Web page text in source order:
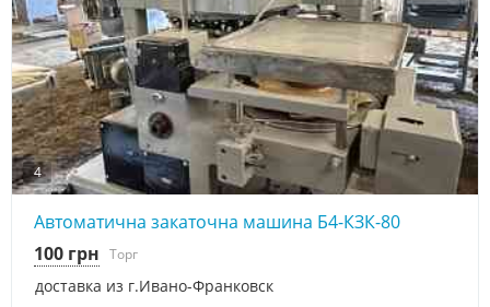
4
Автоматична закаточна машина Б4-КЗК-80
доставка из г.Ивано-Франковск
100 грн Торг